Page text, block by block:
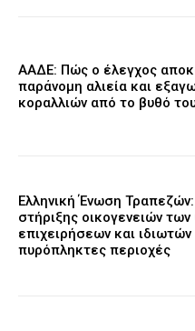
ΑΑΔΕ: Πώς ο έλεγχος
παράνομη αλιεία και
κοραλλιών από το βυθό
Ελληνική Ένωση
στήριξης οικογενειών
επιχειρήσεων και
πυρόπληκτες περιοχές